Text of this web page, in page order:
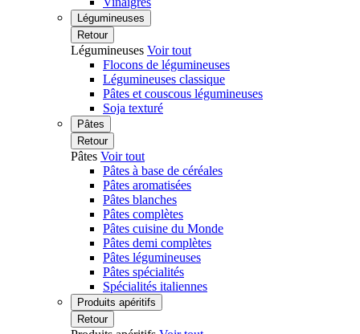
Légumineuses
Retour
Légumineuses Voir tout
Flocons de légumineuses
Légumineuses classique
Pâtes et couscous légumineuses
Soja texturé
Pâtes
Retour
Pâtes Voir tout
Pâtes à base de céréales
Pâtes aromatisées
Pâtes blanches
Pâtes complètes
Pâtes cuisine du Monde
Pâtes demi complètes
Pâtes légumineuses
Pâtes spécialités
Spécialités italiennes
Produits apéritifs
Retour